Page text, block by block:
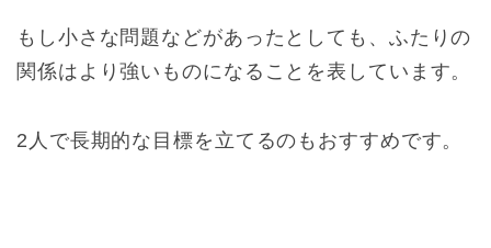
もし小さな問題などがあったとしても、ふたりの
関係はより強いものになることを表しています。
2人で長期的な目標を立てるのもおすすめです。